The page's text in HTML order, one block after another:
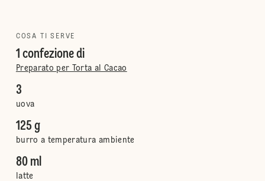
COSA TI SERVE
1 confezione di
Preparato per Torta al Cacao
3
uova
125 g
burro a temperatura ambiente
80 ml
latte